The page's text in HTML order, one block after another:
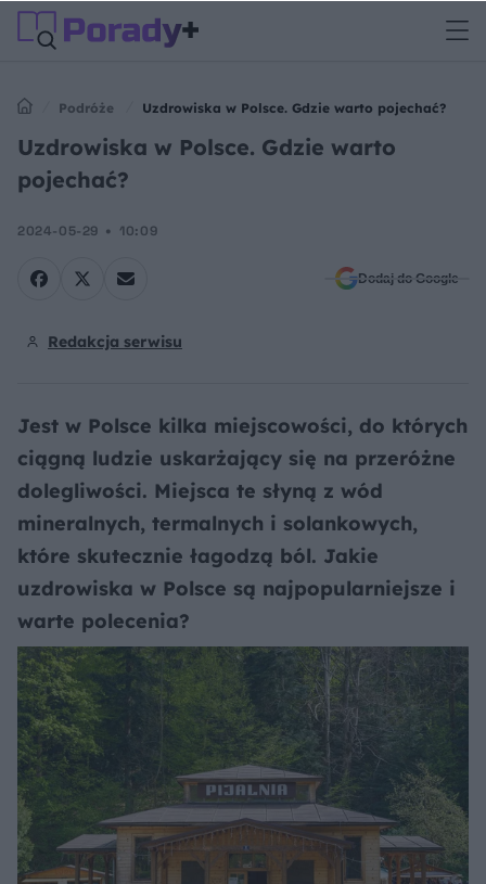
Podróże Uzdrowiska w Polsce. Gdzie warto pojechać?
Uzdrowiska w Polsce. Gdzie warto
pojechać?
2024-05-29 10:09
Dodaj do Google
Redakcja serwisu
Jest w Polsce kilka miejscowości, do których
ciągną ludzie uskarżający się na przeróżne
dolegliwości. Miejsca te słyną z wód
mineralnych, termalnych i solankowych,
które skutecznie łagodzą ból. Jakie
uzdrowiska w Polsce są najpopularniejsze i
warte polecenia?